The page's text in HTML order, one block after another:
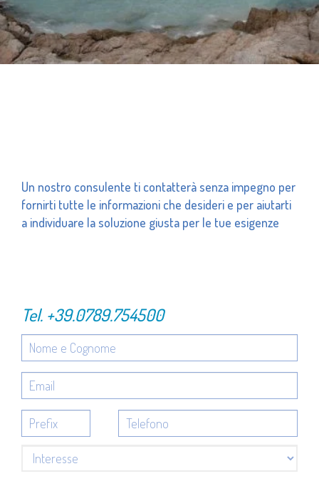
Un nostro consulente ti contatterà senza impegno per
fornirti tutte le informazioni che desideri e per aiutarti
a individuare la soluzione giusta per le tue esigenze
Tel. +39.0789.754500